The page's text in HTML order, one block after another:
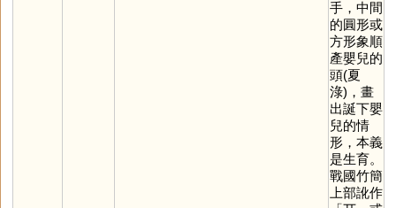
手，中間
的圓形或
方形象順
產嬰兒的
頭(夏
淥)，畫
出誕下嬰
兒的情
形，本義
是生育。
戰國竹簡
上部訛作